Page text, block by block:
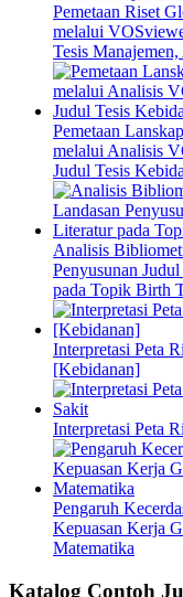
Pemetaan Riset
melalui
Tesis
Pemetaan
melalui Analisis
Judul Tesis
Analisis
Penyusunan
pada Topik Birth
Interpretasi Peta
[Kebidanan]
Interpretasi Peta
Pengaruh
Kepuasan Kerja
Matematika
Katalog Contoh